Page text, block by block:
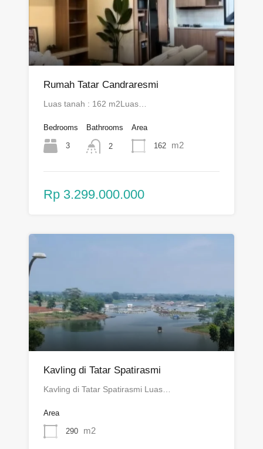
Rumah Tatar Candraresmi
Luas tanah : 162 m2Luas…
Bedrooms
3
Bathrooms
2
Area
162 m2
Rp 3.299.000.000
Kavling di Tatar Spatirasmi
Kavling di Tatar Spatirasmi Luas…
Area
290 m2